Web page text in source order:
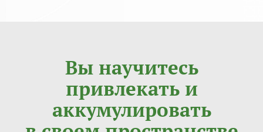
Вы научитесь
привлекать и
аккумулировать